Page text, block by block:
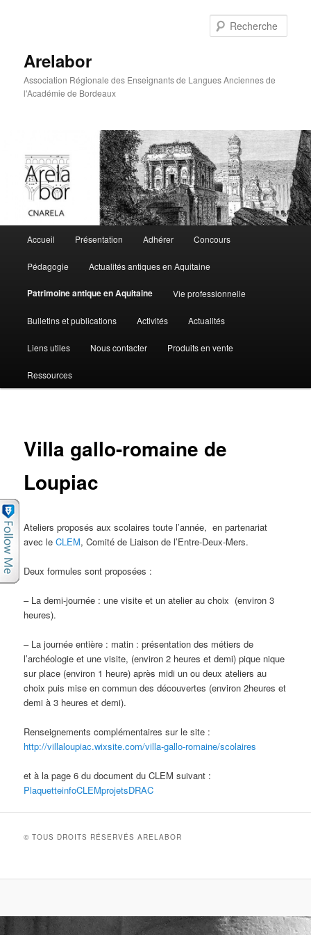
Arelabor
Association Régionale des Enseignants de Langues Anciennes de
l'Académie de Bordeaux
Aller au contenu principal
Aller au contenu secondaire
Accueil Présentation Adhérer Concours
Pédagogie Actualités antiques en Aquitaine
Patrimoine antique en Aquitaine Vie professionnelle
Bulletins et publications Activités Actualités
Liens utiles Nous contacter Produits en vente
Ressources
Villa gallo-romaine de
Loupiac
Ateliers proposés aux scolaires toute l’année, en partenariat
avec leCLEM,Comitéde Liaison de l’Entre-Deux-Mers.
Deux formules sont proposées :
– La demi-journée : une visite et un atelier au choix (environ 3
heures).
– La journée entière : matin : présentation des métiers de
l’archéologie et une visite, (environ 2 heures et demi) pique nique
sur place (environ 1 heure) après midi un ou deux ateliers au
choix puis mise en commun des découvertes (environ 2heures et
demi à 3 heures et demi).
Renseignements complémentaires sur le site :
http://villaloupiac.wixsite.com/villa-gallo-romaine/scolaires
et à la page 6 du document du CLEM suivant :
PlaquetteinfoCLEMprojetsDRAC
© TOUS DROITS RÉSERVÉS ARELABOR